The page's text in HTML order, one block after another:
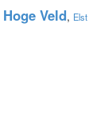
Veld, Elst